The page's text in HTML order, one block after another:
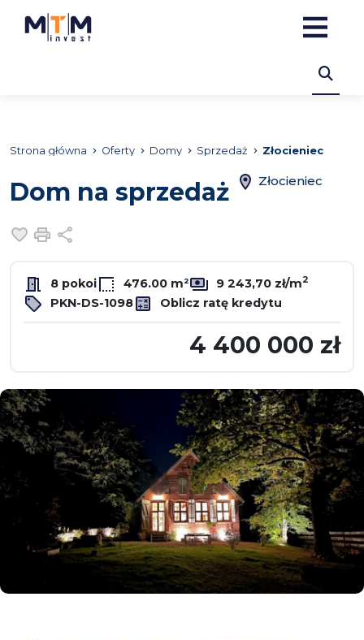
Strona główna Oferty Domy Sprzedaż Złocieniec
Dom na sprzedaż Złocieniec
Dodaj do ulubionych
Drukuj
8 pokoi 476.00 m² 9 243,70 zł/m2
PKN-DS-1098 Oblicz ratę kredytu
4 400 000 zł